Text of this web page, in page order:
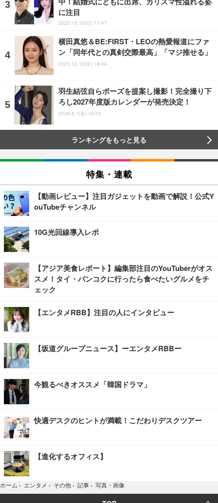
に注目
2025.10.12(日) 17:47
横田真悠＆BE:FIRST・LEOの熱愛報道にファ
ン「同年代との真剣交際最高」「マジ推せる」
2025.12.12(金) 18:44
羽生結弦自らポーズを提案し撮影！完全撮り下
ろし2027年度版カレンダーが発売決定！
2026.8.7(金) 16:03
ランキングをもっと見る
特集・連載
【動画レビュー】注目ガジェットを動画で解説！公式Y
ouTubeチャンネル
10G光回線導入レポ
【アジア美食レポート】編集部注目のYouTuberがオス
スメ！タイ・バンコクに行ったら食べたいグルメをチ
ェック
【エンタメRBB】注目の人にインタビュー
【坂道グループニュース】ーエンタメRBBー
今観るべきオススメ「韓国ドラマ」
快適デスクのヒントが満載！こだわりデスクツアー
【進化するオフィス】
ホーム › エンタメ › その他 › 記事 › 写真・画像